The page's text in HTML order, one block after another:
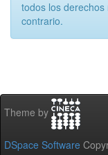
todos los
contrario.
Theme by
DSpace Software